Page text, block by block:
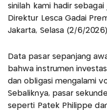
sinilah kami hadir
Direktur Lesca Gadai
Jakarta, Selasa (2/6/
Data pasar sepanjang
bahwa instrumen
dan obligasi mengalami
Sebaliknya, pasar
seperti Patek Philippe